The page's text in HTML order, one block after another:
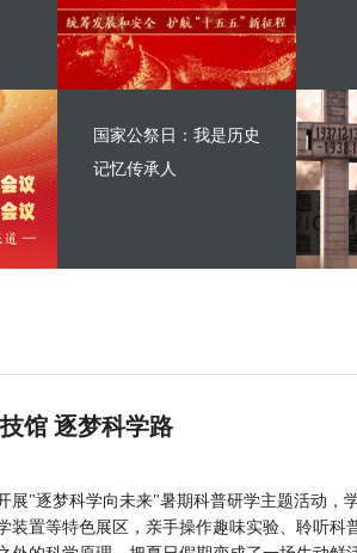
国家公祭日：我是历史
记忆传承人
馆 逐梦科学路
展"逐梦科学向未来"暑期科普研学主题活动，
装置等特色展区，亲手操作趣味实验、聆听科